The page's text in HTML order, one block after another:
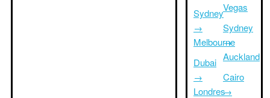
Sydney
→
Melbourne
Dubai
→
Londres
Vegas
Sydney
→
Auckland
Cairo
→